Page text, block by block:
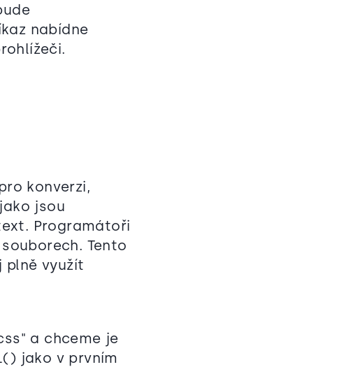
nabídne
konverzi,
jsou
Programátoři
Tento
plně využít
a chceme je
jako v prvním